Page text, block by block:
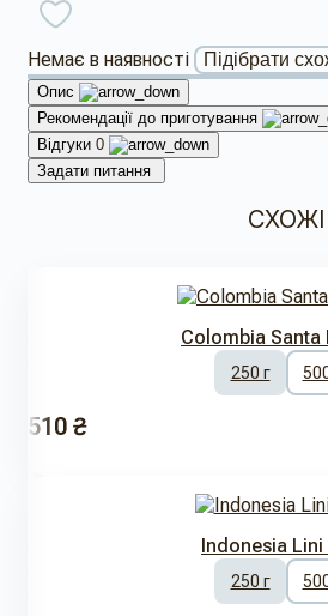
Немає в наявності Підібрати
Опис
Рекомендації до приготування
Відгуки 0
Задати питання
СХОЖІ
Colombia Santa
250 г
510 ₴
Indonesia
250 г